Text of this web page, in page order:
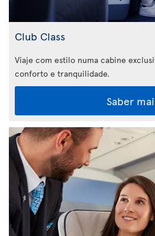
Club Class
Viaje com estilo numa cabine
conforto e tranquilidade.
Saber